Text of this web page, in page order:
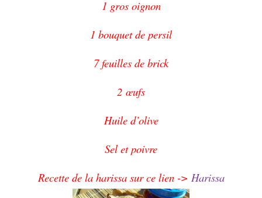
1 gros oignon
1 bouquet de persil
7 feuilles de brick
2 œufs
Huile d’olive
Sel et poivre
Recette de la harissa sur ce lien -> Harissa